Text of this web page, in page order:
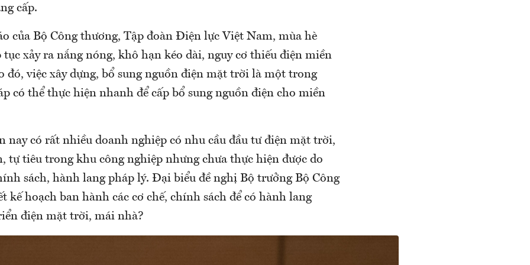
cấp.
của Bộ Công thương, Tập đoàn Điện lực Việt Nam, mùa hè
xảy ra nắng nóng, khô hạn kéo dài, nguy cơ thiếu điện miền
đó, việc xây dựng, bổ sung nguồn điện mặt trời là một trong
có thể thực hiện nhanh để cấp bổ sung nguồn điện cho miền
nay có rất nhiều doanh nghiệp có nhu cầu đầu tư điện mặt trời,
tự tiêu trong khu công nghiệp nhưng chưa thực hiện được do
sách, hành lang pháp lý. Đại biểu đề nghị Bộ trưởng Bộ Công
kế hoạch ban hành các cơ chế, chính sách để có hành lang
điện mặt trời, mái nhà?